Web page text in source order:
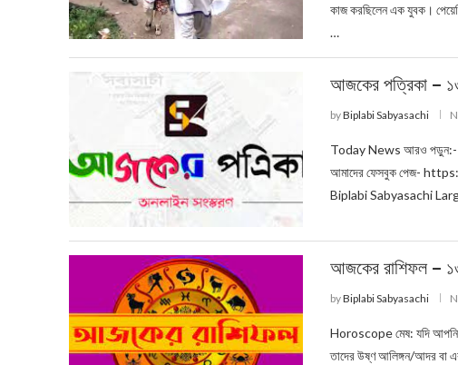
কাজ করছিলেন এক যুবক।
…
আজকের পত্রিকা –
byBiplabi Sabyasachi
Today News আরও পড়ুন:-
আমাদের ফেসবুক পেজ-
Biplabi Sabyasachi
আজকের রাশিফল –
byBiplabi Sabyasachi
Horoscope মেষ: যদি আপনি
তাদের উষ্ণ আলিঙ্গন/আদর বা